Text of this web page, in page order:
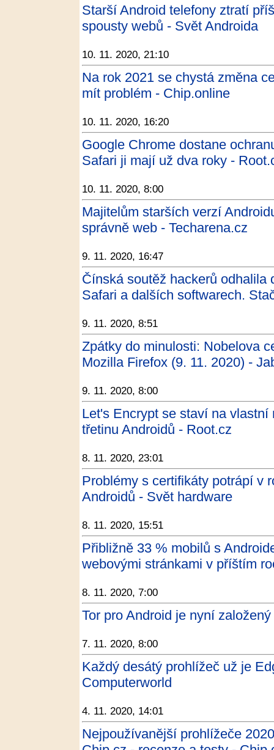
Starší Android telefony ztratí
spousty webů - Svět Androida
10. 11. 2020, 21:10
Na rok 2021 se chystá změna
mít problém - Chip.online
10. 11. 2020, 16:20
Google Chrome dostane
Safari ji mají už dva roky -
10. 11. 2020, 8:00
Majitelům starších verzí
správně web - Techarena.cz
9. 11. 2020, 16:47
Čínská soutěž hackerů
Safari a dalších softwarech.
9. 11. 2020, 8:51
Zpátky do minulosti: Nobelova
Mozilla Firefox (9. 11. 2020) -
9. 11. 2020, 8:00
Let's Encrypt se staví na
třetinu Androidů - Root.cz
8. 11. 2020, 23:01
Problémy s certifikáty potrápí v
Androidů - Svět hardware
8. 11. 2020, 15:51
Přibližně 33 % mobilů s
webovými stránkami v příštím
8. 11. 2020, 7:00
Tor pro Android je nyní
7. 11. 2020, 8:00
Každý desátý prohlížeč už je
Computerworld
4. 11. 2020, 14:01
Nejpoužívanější prohlížeče